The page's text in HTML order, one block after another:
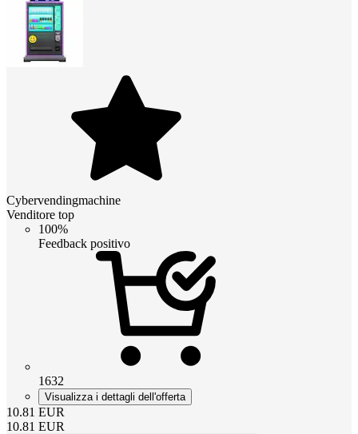
Cybervendingmachine
Venditore top
100%
Feedback positivo
1632
Visualizza i dettagli dell'offerta
10.81 EUR
10.81 EUR